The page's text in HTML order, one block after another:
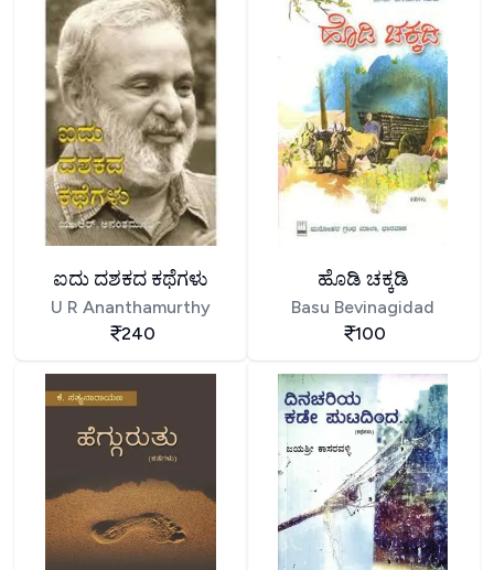
ಐದು ದಶಕದ ಕಥೆಗಳು
U R Ananthamurthy
240
ಹೊಡಿ ಚಕ್ಕಡಿ
Basu Bevinagidad
100